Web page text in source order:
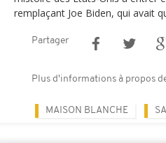
remplaçant Joe Biden, qui avait
Partager
Plus d'informations à propos
MAISON BLANCHE